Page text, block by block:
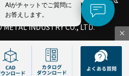
INDUSTRY CO., LTD.
AIがチャットでご質問に
お答えします。